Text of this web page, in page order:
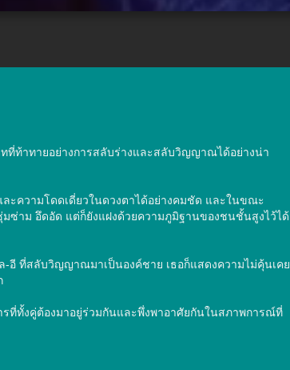
ที่ท้าทายอย่างการสลับร่างและสลับวิญญาณได้อย่างน่า
ละความโดดเดี่ยวในดวงตาได้อย่างคมชัด และในขณะ
ซ่าม อึดอัด แต่ก็ยังแฝงด้วยความภูมิฐานของชนชั้นสูงไว้ได้
-อี ที่สลับวิญญาณมาเป็นองค์ชาย เธอก็แสดงความไม่คุ้นเคย
ที่ทั้งคู่ต้องมาอยู่ร่วมกันและพึ่งพาอาศัยกันในสภาพการณ์ที่